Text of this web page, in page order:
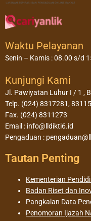
Waktu Pelayanan
Senin – Kamis : 08.00 s/d
Kunjungi Kami
Jl. Pawiyatan Luhur I / 1 ,
Telp. (024) 8317281,
Fax. (024) 8311273
Email : info@lldikti6.id
Pengaduan :
Tautan Penting
Kementerian
Badan Riset dan
Pangkalan Data
Penomoran Ijazah